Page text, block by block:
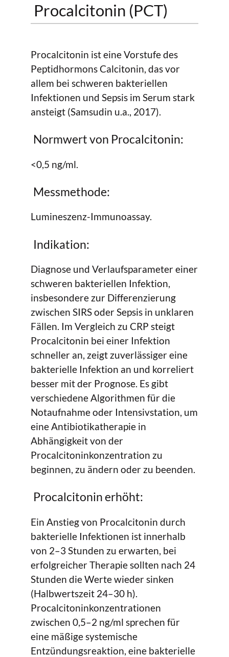
Procalcitonin (PCT)
Procalcitonin ist eine Vorstufe des
Peptidhormons Calcitonin, das vor
allem bei schweren bakteriellen
Infektionen und Sepsis im Serum stark
ansteigt (Samsudin u.a., 2017).
Normwert von Procalcitonin:
<0,5 ng/ml.
Messmethode:
Lumineszenz-Immunoassay.
Indikation:
Diagnose und Verlaufsparameter einer
schweren bakteriellen Infektion,
insbesondere zur Differenzierung
zwischen SIRS oder Sepsis in unklaren
Fällen. Im Vergleich zu CRP steigt
Procalcitonin bei einer Infektion
schneller an, zeigt zuverlässiger eine
bakterielle Infektion an und korreliert
besser mit der Prognose. Es gibt
verschiedene Algorithmen für die
Notaufnahme oder Intensivstation, um
eine Antibiotikatherapie in
Abhängigkeit von der
Procalcitoninkonzentration zu
beginnen, zu ändern oder zu beenden.
Procalcitonin erhöht:
Ein Anstieg von Procalcitonin durch
bakterielle Infektionen ist innerhalb
von 2–3 Stunden zu erwarten, bei
erfolgreicher Therapie sollten nach 24
Stunden die Werte wieder sinken
(Halbwertszeit 24–30 h).
Procalcitoninkonzentrationen
zwischen 0,5–2 ng/ml sprechen für
eine mäßige systemische
Entzündungsreaktion, eine bakterielle